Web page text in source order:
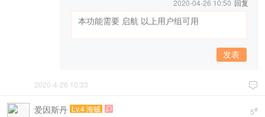
2020-04-26 10:50 回复
发表

2020-4-26 10:33
5#
爱因斯丹 Lv.4 海贼 